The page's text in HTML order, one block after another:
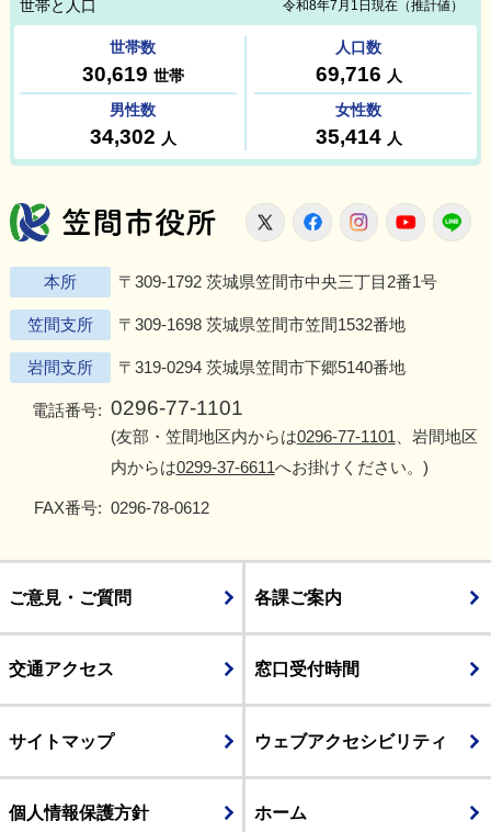
笠間市役所
X FacebookInstagram
本所 〒309-1792 茨城県笠間市中央三丁目2番1号
笠間支所 〒309-1698 茨城県笠間市笠間1532番地
岩間支所 〒319-0294 茨城県笠間市下郷5140番地
電話番号: 0296-77-1101
(友部・笠間地区内からは0296-77-1101 、岩間地区
内からは0299-37-6611へお掛けください。)
FAX番号: 0296-78-0612
ご意見・ご質問 各課ご案内
交通アクセス 窓口受付時間
サイトマップ ウェブアクセシビリティ
個人情報保護方針 ホーム